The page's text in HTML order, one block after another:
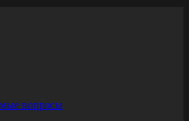
вопросы